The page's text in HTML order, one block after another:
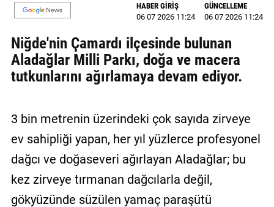
VİDEO
YAZARLAR
BİZE
ULAŞIN
İletişim
Gizlilik
Politikası
HABER GİRİŞ
06 07 2026 11:24
GÜNCELLEME
06 07 2026 11:24
Niğde'nin Çamardı ilçesinde bulunan
Aladağlar Milli Parkı, doğa ve macera
tutkunlarını ağırlamaya devam ediyor.
3 bin metrenin üzerindeki çok sayıda zirveye
ev sahipliği yapan, her yıl yüzlerce profesyonel
dağcı ve doğaseveri ağırlayan Aladağlar; bu
kez zirveye tırmanan dağcılarla değil,
gökyüzünde süzülen yamaç paraşütü